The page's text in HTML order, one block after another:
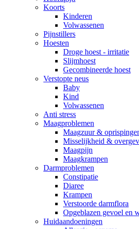
Koorts
Kinderen
Volwassenen
Pijnstillers
Hoesten
Droge hoest - irritatie
Slijmhoest
Gecombineerde hoest
Verstopte neus
Baby
Kind
Volwassenen
Anti stress
Maagproblemen
Maagzuur &
Misselijkheid &
Maagpijn
Maagkrampen
Darmproblemen
Constipatie
Diaree
Krampen
Verstoorde darmflora
Opgeblazen gevoel en
Huidaandoeningen